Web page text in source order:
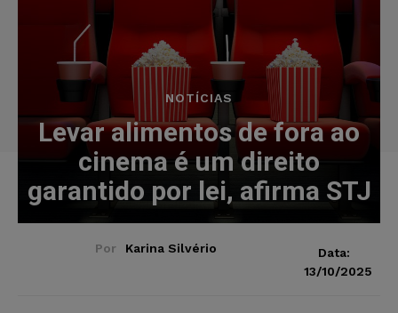
NOTÍCIAS
Levar alimentos de fora ao
cinema é um direito
garantido por lei, afirma STJ
Por Karina Silvério
Data:
13/10/2025